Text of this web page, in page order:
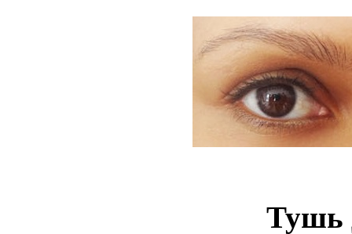
Тушь